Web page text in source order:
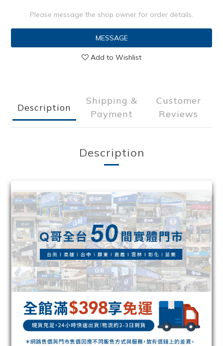
Please message the shop owner for order details.
MESSAGE
Add to Wishlist
Description
Shipping &
Payment
Customer
Reviews
Description